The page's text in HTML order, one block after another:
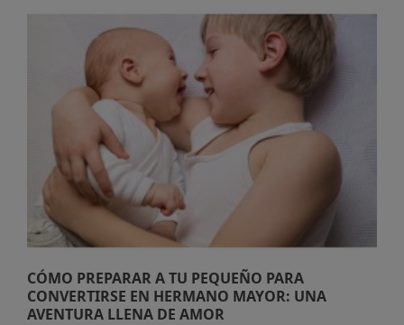
CÓMO PREPARAR A TU PEQUEÑO PARA
CONVERTIRSE EN HERMANO MAYOR: UNA
AVENTURA LLENA DE AMOR